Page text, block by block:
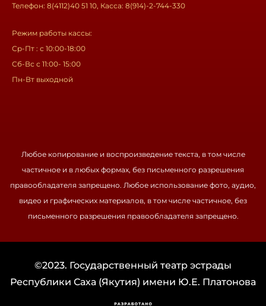
Телефон: 8(4112)40 51 10, Касса: 8(914)-2-744-330
Режим работы кассы:
Ср-Пт : с 10:00-18:00
Сб-Вс с 11:00- 15:00
Пн-Вт выходной
Любое копирование и воспроизведение текста, в том числе
частичное и в любых формах, без письменного разрешения
правообладателя запрещено. Любое использование фото, аудио,
видео и графических материалов, в том числе частичное, без
письменного разрешения правообладателя запрещено.
©2023. Государственный театр эстрады
Республики Саха (Якутия) имени Ю.Е. Платонова